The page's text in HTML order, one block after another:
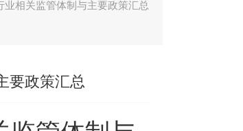
相关监管体制与主要政策汇总
要政策汇总